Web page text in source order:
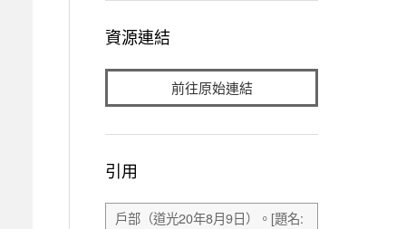
資源連結
前往原始連結
引用